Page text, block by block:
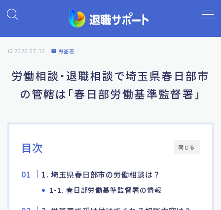
MENU
ホーム
退職代行の基礎知識
退職代行ランキング
退職代行 退職サポート
よくあるご質問
2026.07.12 労基署
労働相談・退職相談で埼玉県春日部市
の管轄は「春日部労働基準監督署」
閉じる
目次
1. 埼玉県春日部市の労働相談は？
1-1. 春日部労働基準監督署の情報